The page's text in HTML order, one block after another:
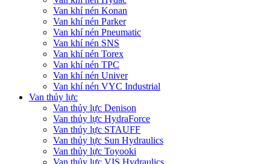
Van khí nén Konan
Van khí nén Parker
Van khí nén Pneumatic
Van khí nén SNS
Van khí nén Torex
Van khí nén TPC
Van khí nén Univer
Van khí nén VYC Industrial
Van thủy lực
Van thủy lực Denison
Van thủy lực HydraForce
Van thủy lực STAUFF
Van thủy lực Sun Hydraulics
Van thủy lực Toyooki
Van thủy lực VIS Hydraulics